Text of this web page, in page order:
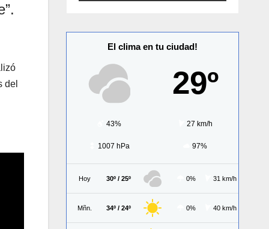
del
El clima en tu ciudad!
29º
43% 27 km/h
1007 hPa 97%
Hoy 30º / 25º 0% 31 km/h
Mñn. 34º / 24º 0% 40 km/h